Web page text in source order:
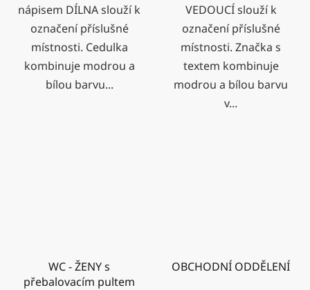
nápisem DÍLNA slouží k
označení příslušné
místnosti. Cedulka
kombinuje modrou a
bílou barvu...
VEDOUCÍ slouží k
označení příslušné
místnosti. Značka s
textem kombinuje
modrou a bílou barvu
v...
WC - ŽENY s
přebalovacím pultem
OBCHODNÍ ODDĚLENÍ